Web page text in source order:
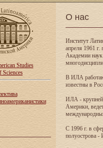
Studies
Sciences
О нас
Институт
апреля 1961
Академии
В ИЛА
известны в
ИЛА -
Америки,
С 1996 г. в
полуострова -